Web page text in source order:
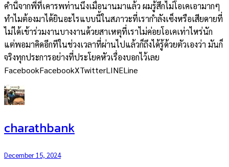
คำนี้จากพี่ที่เคารพท่านนึงเมื่อนานมาแล้ว ผมรู้สึกไม่โอเคเอามากๆ
ทำไมต้องมาได้ยินอะไรแบบนี้ในสภาวะที่เรากำลังเซ็งหรือเสียดายที่
ไม่ได้เข้าร่วมงานบางงานด้วยสาเหตุที่เราไม่ค่อยโอเคเท่าไหร่นัก
แต่พอมาคิดอีกทีในช่วงเวลาที่ผ่านไปแล้วก็ถึงได้รู้ด้วยตัวเองว่า มันก็
จริงทุกประการอย่างที่ประโยคหัวเรื่องบอกไว้เลย
FacebookFacebookXTwitterLINELine
charathbank
December 15, 2024